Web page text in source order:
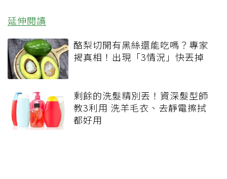
延伸閱讀
酪梨切開有黑絲還能吃嗎？專家
揭真相！出現「3情況」快丟掉
剩餘的洗髮精別丟！資深髮型師
教3利用 洗羊毛衣、去靜電擦拭
都好用